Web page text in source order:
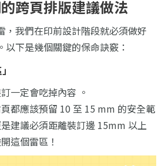
跨頁排版建議做法
，我們在印前設計階段就必須做好
以下是幾個關鍵的保命訣竅：
一定會吃掉內容 。
都應該預留 10 至 15 mm 的安全範
建議必須距離裝訂邊 15mm 以上
這個雷區！